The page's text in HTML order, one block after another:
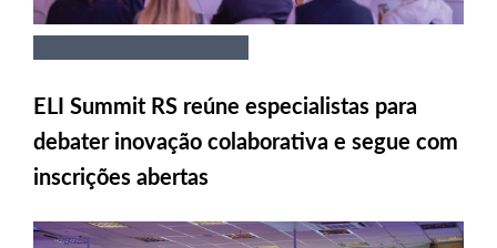
ELI Summit RS reúne especialistas para
debater inovação colaborativa e segue com
inscrições abertas